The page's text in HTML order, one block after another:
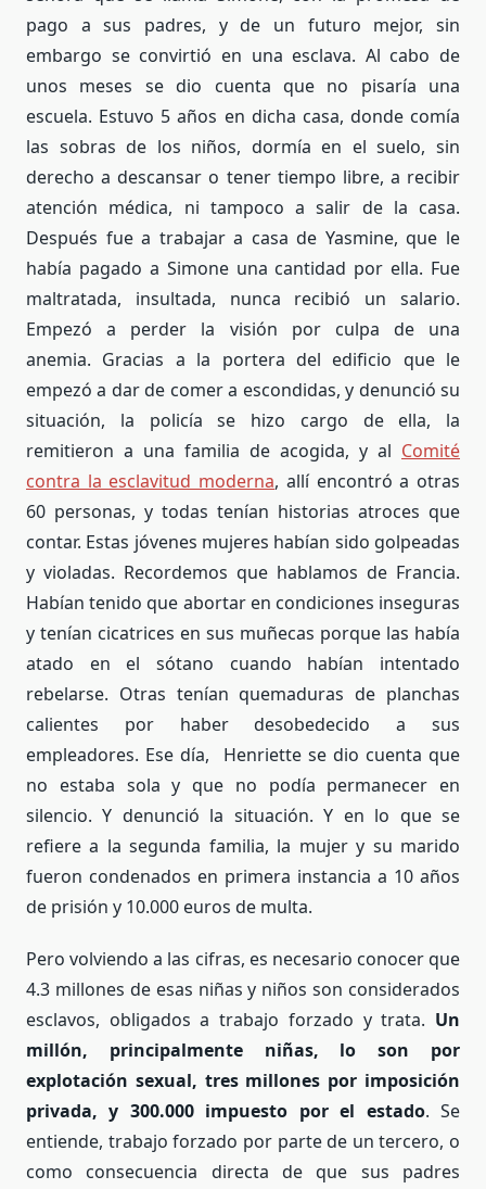
pago a sus padres, y de un futuro mejor, sin
embargo se convirtió en una esclava. Al cabo de
unos meses se dio cuenta que no pisaría una
escuela. Estuvo 5 años en dicha casa, donde comía
las sobras de los niños, dormía en el suelo, sin
derecho a descansar o tener tiempo libre, a recibir
atención médica, ni tampoco a salir de la casa.
Después fue a trabajar a casa de Yasmine, que le
había pagado a Simone una cantidad por ella. Fue
maltratada, insultada, nunca recibió un salario.
Empezó a perder la visión por culpa de una
anemia. Gracias a la portera del edificio que le
empezó a dar de comer a escondidas, y denunció su
situación, la policía se hizo cargo de ella, la
remitieron a una familia de acogida, y al Comité
contra la esclavitud moderna, allí encontró a otras
60 personas, y todas tenían historias atroces que
contar. Estas jóvenes mujeres habían sido golpeadas
y violadas. Recordemos que hablamos de Francia.
Habían tenido que abortar en condiciones inseguras
y tenían cicatrices en sus muñecas porque las había
atado en el sótano cuando habían intentado
rebelarse. Otras tenían quemaduras de planchas
calientes por haber desobedecido a sus
empleadores. Ese día, Henriette se dio cuenta que
no estaba sola y que no podía permanecer en
silencio. Y denunció la situación. Y en lo que se
refiere a la segunda familia, la mujer y su marido
fueron condenados en primera instancia a 10 años
de prisión y 10.000 euros de multa.
Pero volviendo a las cifras, es necesario conocer que
4.3 millones de esas niñas y niños son considerados
esclavos, obligados a trabajo forzado y trata. Un
millón, principalmente niñas, lo son por
explotación sexual, tres millones por imposición
privada, y 300.000 impuesto por el estado. Se
entiende, trabajo forzado por parte de un tercero, o
como consecuencia directa de que sus padres